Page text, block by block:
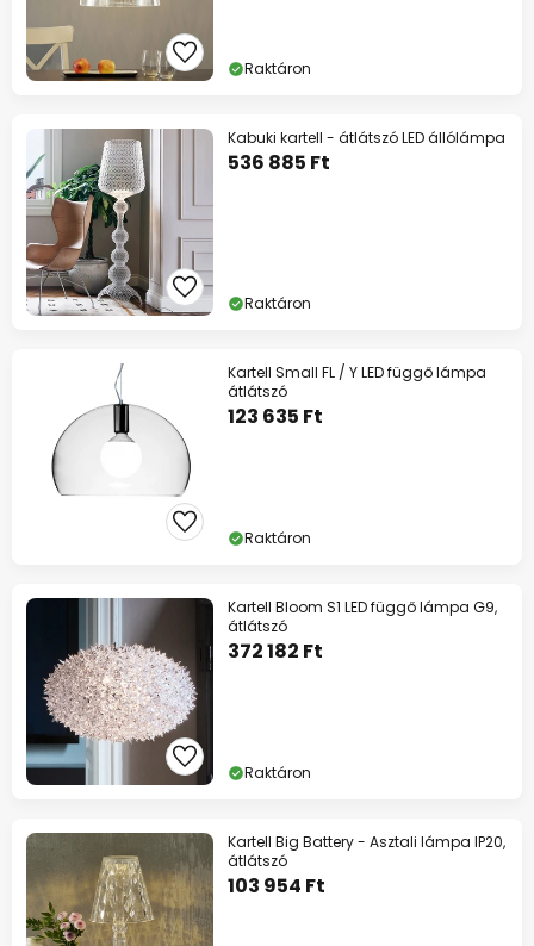
Raktáron
Kabuki kartell - átlátszó LED állólámpa
536 885 Ft
Raktáron
Kartell Small FL / Y LED függő lámpa
átlátszó
123 635 Ft
Raktáron
Kartell Bloom S1 LED függő lámpa G9,
átlátszó
372 182 Ft
Raktáron
Kartell Big Battery - Asztali lámpa IP20,
átlátszó
103 954 Ft